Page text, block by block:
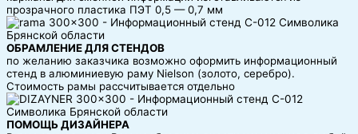
прозрачного пластика ПЭТ 0,5 — 0,7 мм
ОБРАМЛЕНИЕ ДЛЯ СТЕНДОВ
по желанию заказчика возможно оформить информационный
стенд в алюминиевую раму Nielson (золото, серебро).
Стоимость рамы рассчитывается отдельно
ПОМОЩЬ ДИЗАЙНЕРА